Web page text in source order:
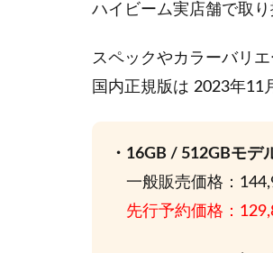
ハイビーム実店舗で取り
スペックやカラーバリ
国内正規版は 2023年11
・16GB / 512GBモデ
一般販売価格：
先行予約価格：